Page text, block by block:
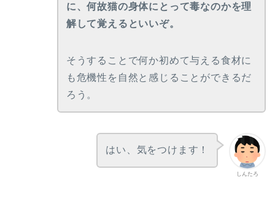
に、何故猫の身体にとって毒なのかを理
解して覚えるといいぞ。
そうすることで何か初めて与える食材に
も危機性を自然と感じることができるだ
ろう。
しんたろ
はい、気をつけます！